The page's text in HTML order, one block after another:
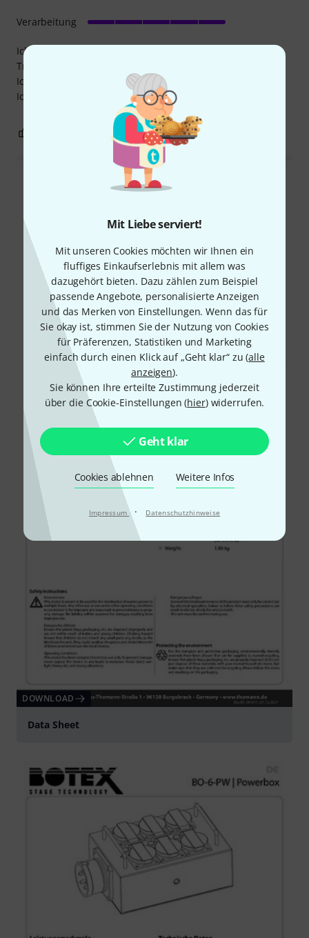
Mit Liebe serviert!
Mit unseren Cookies möchten wir Ihnen ein
fluffiges Einkaufserlebnis mit allem was
dazugehört bieten. Dazu zählen zum Beispiel
passende Angebote, personalisierte Anzeigen
und das Merken von Einstellungen. Wenn das für
Sie okay ist, stimmen Sie der Nutzung von Cookies
für Präferenzen, Statistiken und Marketing
einfach durch einen Klick auf „Geht klar“ zu (alle
anzeigen).
Sie können Ihre erteilte Zustimmung jederzeit
über die Cookie-Einstellungen (hier) widerrufen.
Geht klar
Cookies ablehnen Weitere Infos
Impressum · Datenschutzhinweise
Ich habe mir diese Splitbox zum Stromverteilen in der
Traverse gekauft.
Ich bin sehr zufrieden damit.
Ich kann die Box nur empfehlen.
Verarbeitung
BEWERTUNG MELDEN
Alle Bewertungen lesen
Schon gewusst?
Alle Downloads
DOWNLOAD
Data Sheet